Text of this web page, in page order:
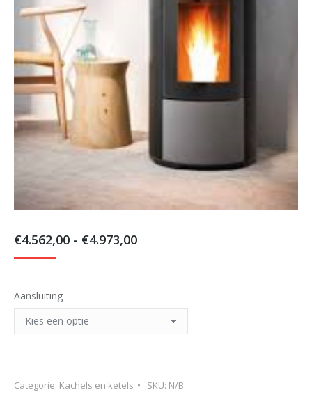
€4.562,00 - €4.973,00Prijsklasse:
Aansluiting
Categorie: Kachels en ketels SKU: N/B